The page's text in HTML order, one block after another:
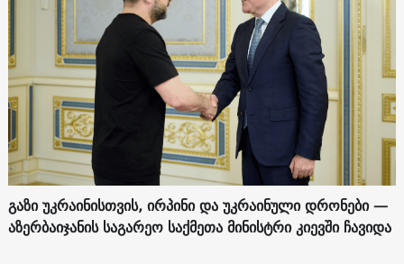
გაზი უკრაინისთვის, ირპინი და უკრაინული დრონები —
აზერბაიჯანის საგარეო საქმეთა მინისტრი კიევში ჩავიდა